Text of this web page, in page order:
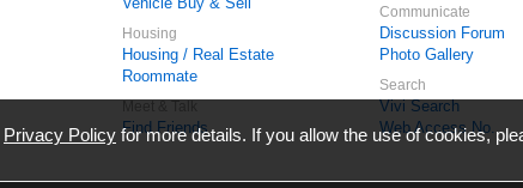
Housing
Housing / Real Estate
Roommate
Find Friends
Communicate
Discussion Forum
Photo Gallery
Search
Vivi Search
Web Access No.
Privacy Policy for more details. If you allow the use of cookies,